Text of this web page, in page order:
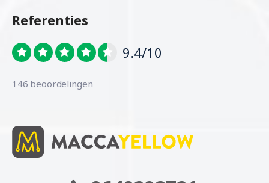
Referenties
9.4/10
146 beoordelingen